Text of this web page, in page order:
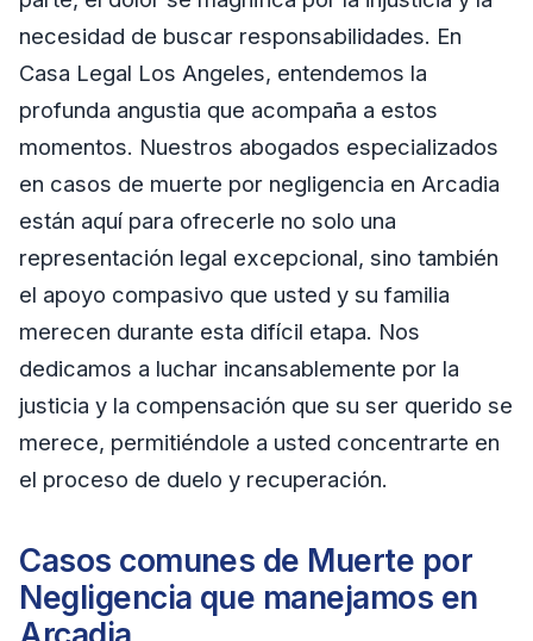
necesidad de buscar responsabilidades. En
Casa Legal Los Angeles, entendemos la
profunda angustia que acompaña a estos
momentos. Nuestros abogados especializados
en casos de muerte por negligencia en Arcadia
están aquí para ofrecerle no solo una
representación legal excepcional, sino también
el apoyo compasivo que usted y su familia
merecen durante esta difícil etapa. Nos
dedicamos a luchar incansablemente por la
justicia y la compensación que su ser querido se
merece, permitiéndole a usted concentrarte en
el proceso de duelo y recuperación.
Casos comunes de Muerte por
Negligencia que manejamos en
Arcadia